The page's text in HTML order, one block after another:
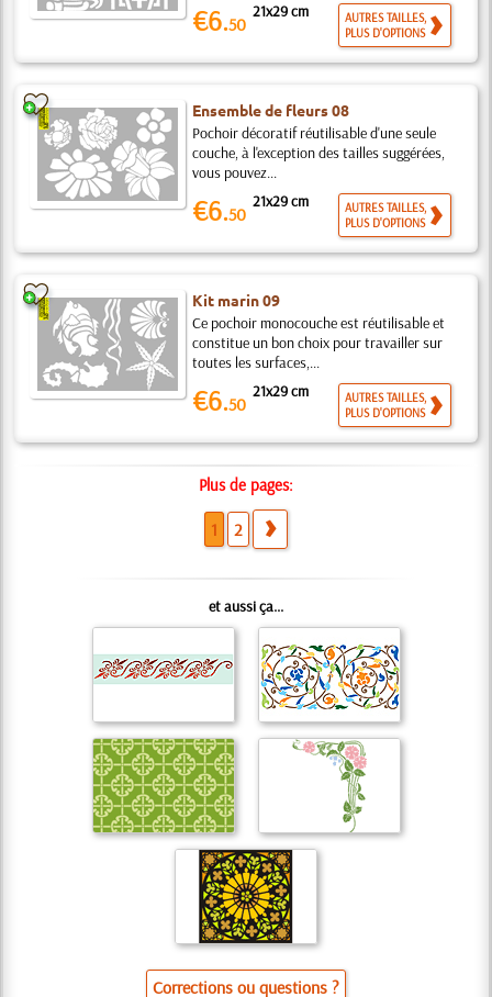
€6.50
21x29 cm
AUTRES TAILLES,
PLUS D'OPTIONS
Ensemble de fleurs 08
Pochoir décoratif réutilisable d'une seule
couche, à l'exception des tailles suggérées,
vous pouvez...
€6.50
21x29 cm
AUTRES TAILLES,
PLUS D'OPTIONS
Kit marin 09
Ce pochoir monocouche est réutilisable et
constitue un bon choix pour travailler sur
toutes les surfaces,...
€6.50
21x29 cm
AUTRES TAILLES,
PLUS D'OPTIONS
Plus de pages:
1 2
et aussi ça...
Corrections ou questions ?